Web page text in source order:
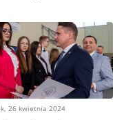
26 kwietnia 2024